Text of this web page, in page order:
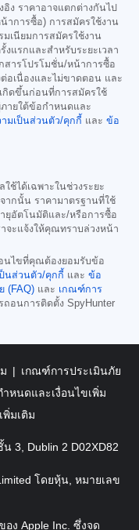
อิง ราคาอาจแตกต่างกันไป
าการซื้อ) การสมัครใช้งาน
มเนียมการสมัครใช้งาน
แรกและสำหรับระยะเวลา
สารโปรโมชั่น/หน้าการซื้อ
อเนื่องและไม่ขาดตอน และ
กิดขึ้นก่อนที่การสมัครใช้
ายใต้ข้อกำหนดและ
มเป็นส่วนตัว/คุกกี้ และ ข้อ
ช้ได้เฉพาะในช่วงระยะ
ากนั้น ราคามาตรฐานที่ใช้
ยุอัตโนมัติและ/หรือการซื้อ
จะแจ้งให้คุณทราบล่วงหน้า
อนไขที่คุณต้องยอมรับข้อ
นส่วนตัว/คุกกี้ และ ข้อ
(FAQ) และ เกณฑ์การ
อนการติดตั้ง SpyHunter
เกณฑ์การประเมินภัย
ำหนดและเงื่อนไขเพิ่ม
พิ่มเติม
3, Dublin 2 D02XD82
โดยหุ้น, หมายเลข
อง Apple Inc. ซึ่งจด